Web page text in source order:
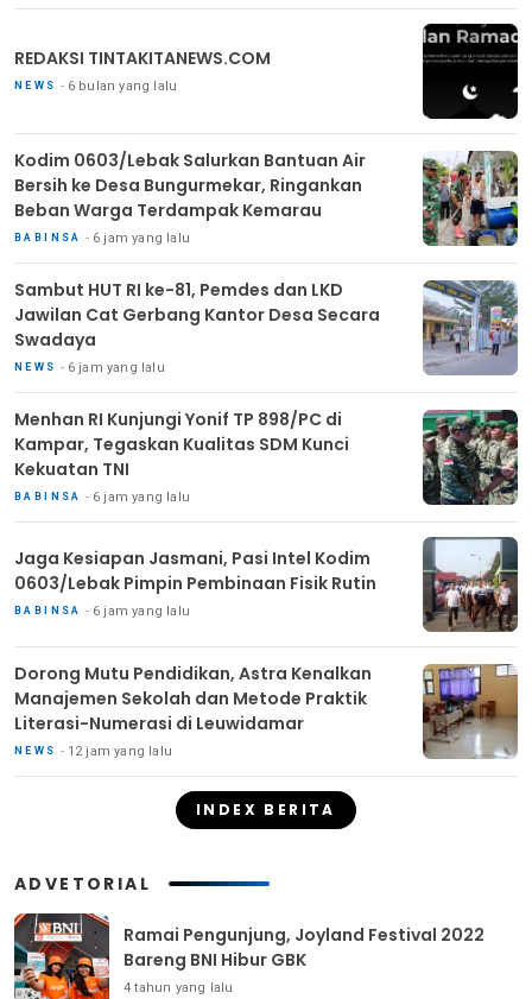
REDAKSI TINTAKITANEWS.COM
NEWS 6 bulan yang lalu
Kodim 0603/Lebak Salurkan Bantuan Air
Bersih ke Desa Bungurmekar, Ringankan
Beban Warga Terdampak Kemarau
BABINSA 6 jam yang lalu
Sambut HUT RI ke-81, Pemdes dan LKD
Jawilan Cat Gerbang Kantor Desa Secara
Swadaya
NEWS 6 jam yang lalu
Menhan RI Kunjungi Yonif TP 898/PC di
Kampar, Tegaskan Kualitas SDM Kunci
Kekuatan TNI
BABINSA 6 jam yang lalu
Jaga Kesiapan Jasmani, Pasi Intel Kodim
0603/Lebak Pimpin Pembinaan Fisik Rutin
BABINSA 6 jam yang lalu
Dorong Mutu Pendidikan, Astra Kenalkan
Manajemen Sekolah dan Metode Praktik
Literasi-Numerasi di Leuwidamar
NEWS 12 jam yang lalu
INDEX BERITA
ADVETORIAL
Ramai Pengunjung, Joyland Festival 2022
Bareng BNI Hibur GBK
4 tahun yang lalu